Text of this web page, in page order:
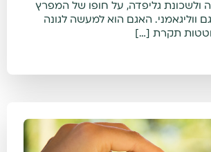
ולשכונת גליפדה, על חופו של המפרץ
ווליגאמני. האגם הוא למעשה לגונה
תקרת […]